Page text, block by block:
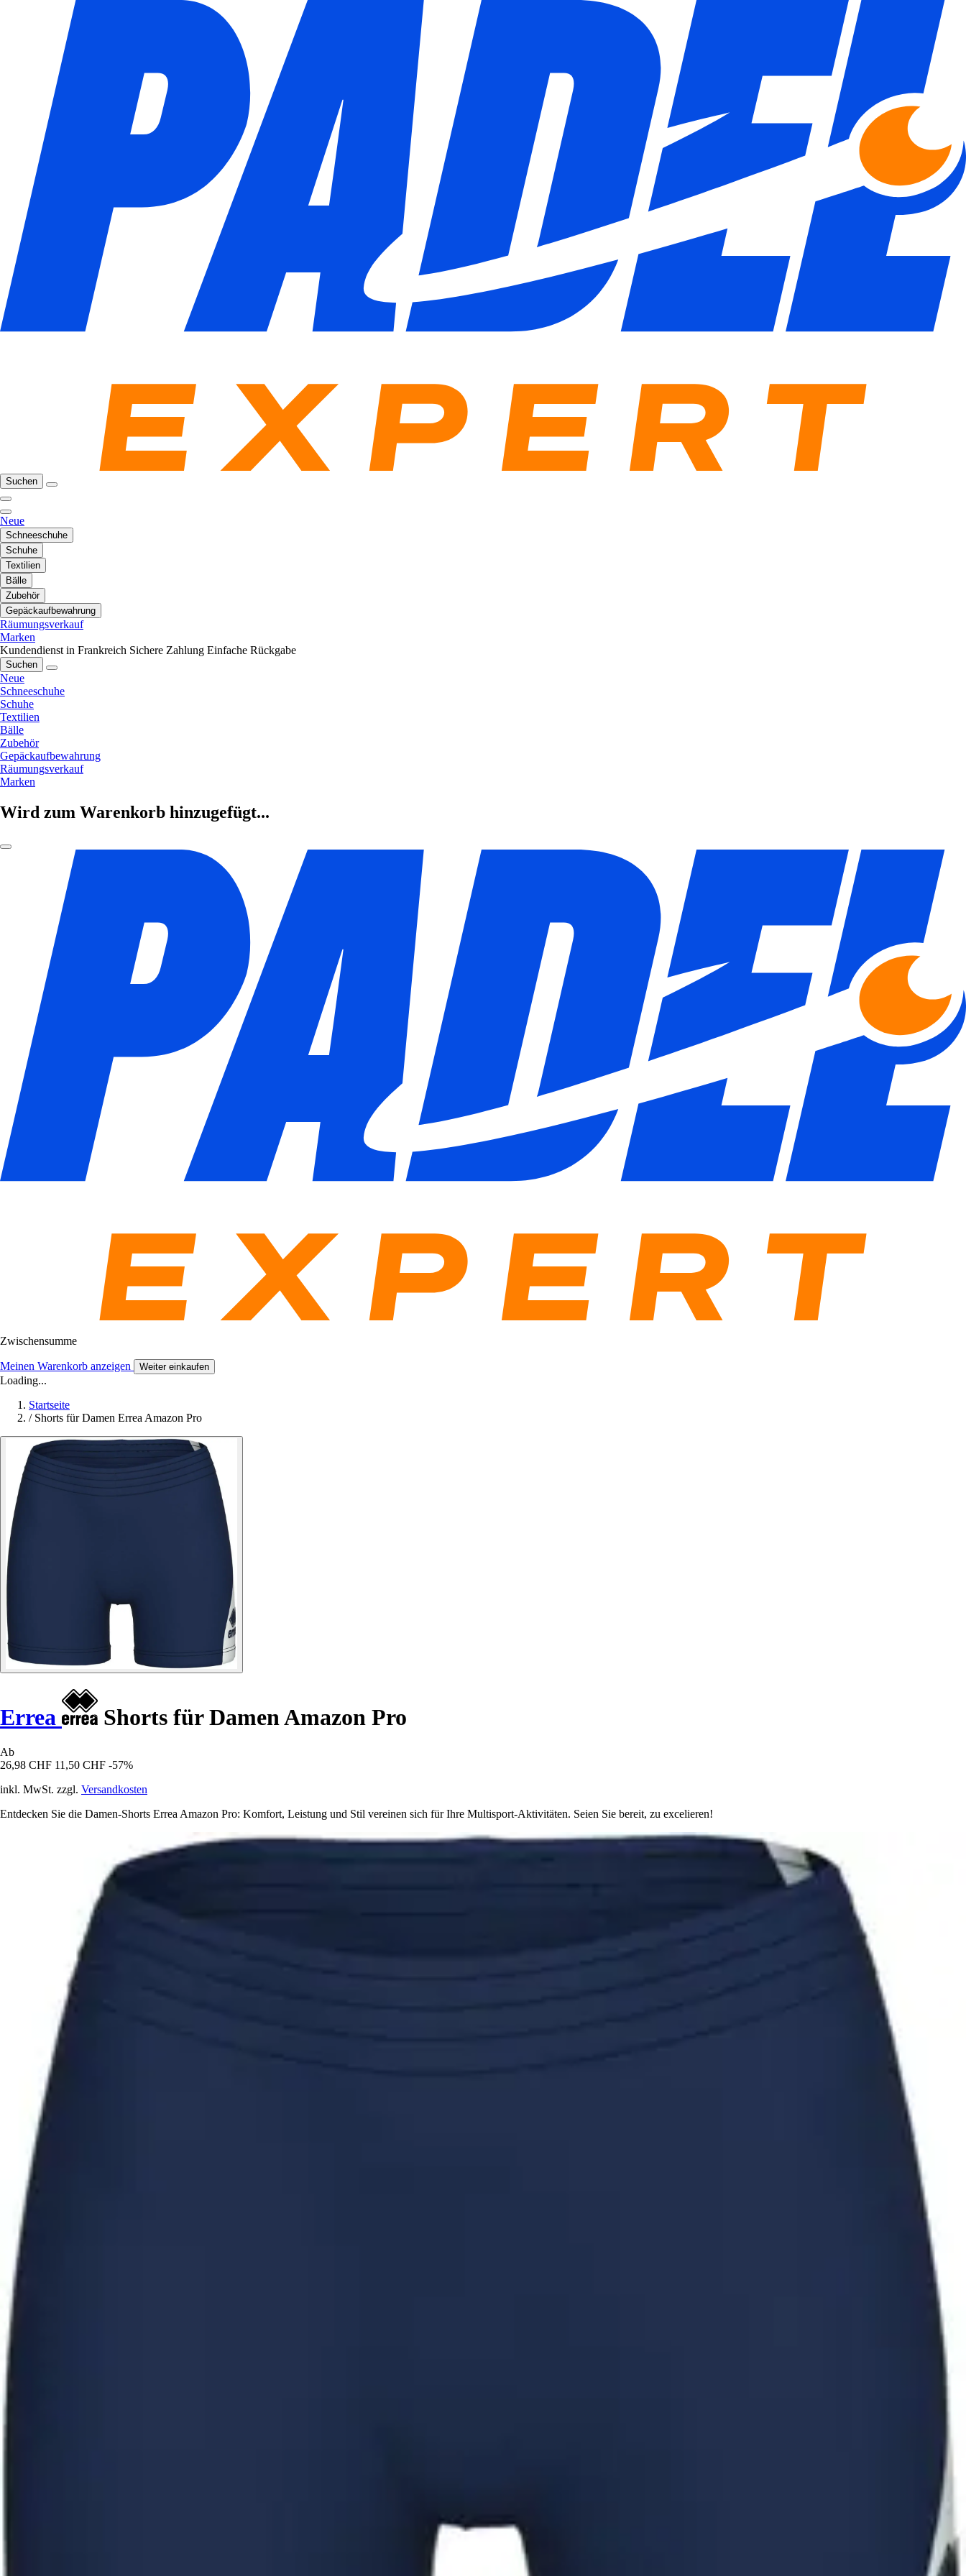
Suchen
Neue
Schneeschuhe
Schuhe
Textilien
Bälle
Zubehör
Gepäckaufbewahrung
Räumungsverkauf
Marken
Kundendienst in Frankreich Sichere Zahlung Einfache Rückgabe
Suchen
Neue
Schneeschuhe
Schuhe
Textilien
Bälle
Zubehör
Gepäckaufbewahrung
Räumungsverkauf
Marken
Wird zum Warenkorb hinzugefügt...
Zwischensumme
Meinen Warenkorb anzeigen Weiter einkaufen
Loading...
Startseite
/ Shorts für Damen Errea Amazon Pro
Errea Shorts für Damen Amazon Pro
Ab
26,98 CHF 11,50 CHF -57%
inkl. MwSt. zzgl. Versandkosten
Entdecken Sie die Damen-Shorts Errea Amazon Pro: Komfort, Leistung und Stil vereinen sich für Ihre Multisport-Aktivitäten. Seien Sie bereit, zu excelieren!